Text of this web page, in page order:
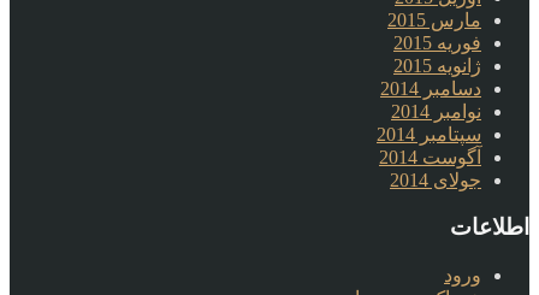
مارس 2015
فوریه 2015
ژانویه 2015
دسامبر 2014
نوامبر 2014
سپتامبر 2014
آگوست 2014
جولای 2014
اطلاعات
ورود